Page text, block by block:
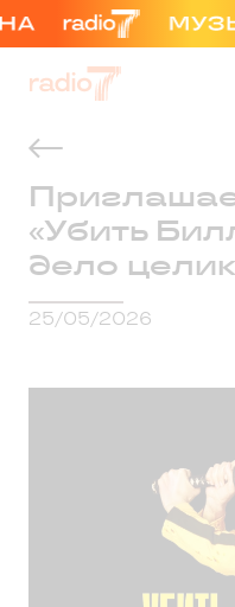
«Убить
дело
25/05/2026